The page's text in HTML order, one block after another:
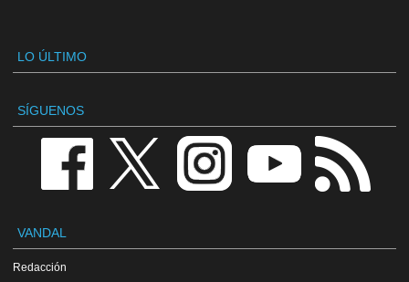
LO ÚLTIMO
SÍGUENOS
VANDAL
Redacción